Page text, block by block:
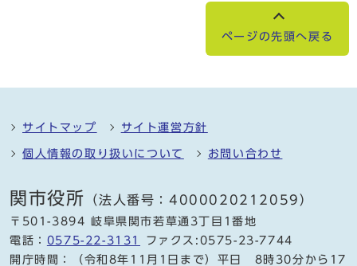
ページの先頭へ戻る
サイトマップ サイト運営方針
個人情報の取り扱いについて お問い合わせ
関市役所 （法人番号：4000020212059）
〒501-3894 岐阜県関市若草通3丁目1番地
電話： 0575-22-3131
ファクス:0575-23-7744
開庁時間：（令和8年11月1日まで）平日 8時30分から17